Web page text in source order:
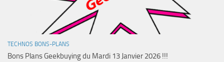
TECHNOS BONS-PLANS
Bons Plans Geekbuying du Mardi 13 Janvier 2026 !!!